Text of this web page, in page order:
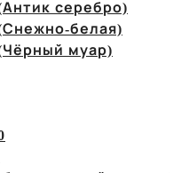
серебро)
белая)
муар)